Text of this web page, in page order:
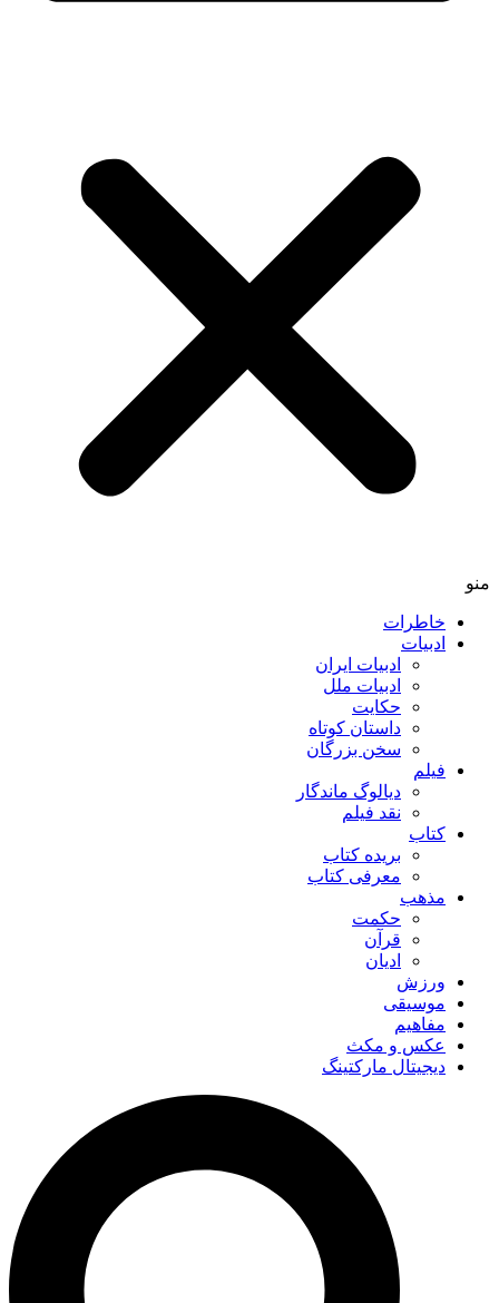
منو
خاطرات
ادبیات
ادبیات ایران
ادبیات ملل
حکایت
داستان کوتاه
سخن بزرگان
فیلم
دیالوگ ماندگار
نقد فیلم
کتاب
بریده کتاب
معرفی کتاب
مذهب
حکمت
قرآن
ادیان
ورزش
موسیقی
مفاهیم
عکس و مکث
دیجیتال مارکتینگ